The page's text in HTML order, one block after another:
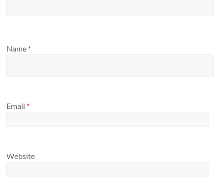
Name *
Email *
Website